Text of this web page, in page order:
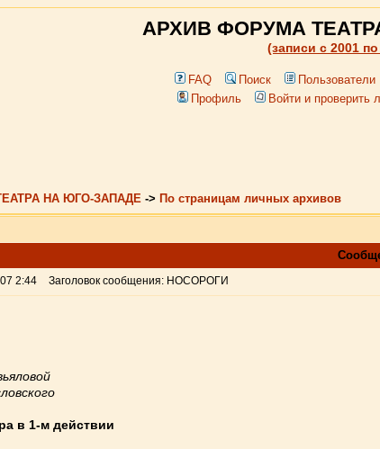
АРХИВ ФОРУМА
(записи c 2001
FAQ Поиск Пользователи
Профиль
Войти и проверить
НА ЮГО-ЗАПАДЕ -> По страницам личных архивов
2:44 Заголовок сообщения: НОСОРОГИ
в 1-м действии